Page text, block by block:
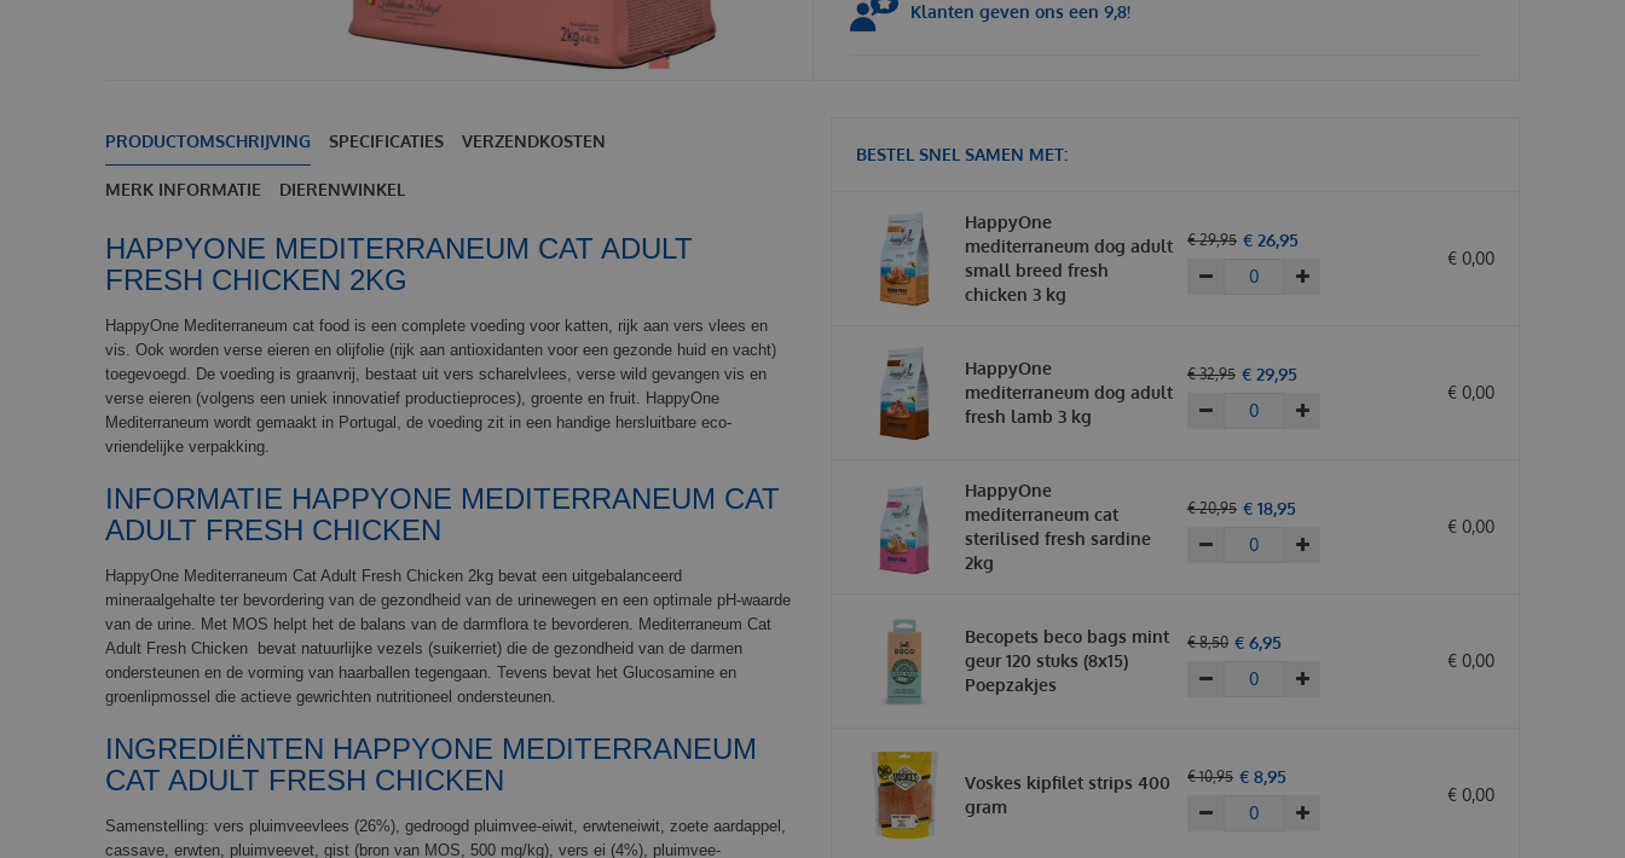
Klanten geven ons een 9,8!
PRODUCTOMSCHRIJVING SPECIFICATIES VERZENDKOSTEN
MERK INFORMATIE DIERENWINKEL
HAPPYONE MEDITERRANEUM CAT ADULT
FRESH CHICKEN 2KG
HappyOne Mediterraneum cat food is een complete voeding voor katten, rijk aan vers vlees en
vis. Ook worden verse eieren en olijfolie (rijk aan antioxidanten voor een gezonde huid en vacht)
toegevoegd. De voeding is graanvrij, bestaat uit vers scharelvlees, verse wild gevangen vis en
verse eieren (volgens een uniek innovatief productieproces), groente en fruit. HappyOne
Mediterraneum wordt gemaakt in Portugal, de voeding zit in een handige hersluitbare eco-
vriendelijke verpakking.
INFORMATIE HAPPYONE MEDITERRANEUM CAT
ADULT FRESH CHICKEN
HappyOne Mediterraneum Cat Adult Fresh Chicken 2kg bevat een uitgebalanceerd
mineraalgehalte ter bevordering van de gezondheid van de urinewegen en een optimale pH-waarde
van de urine. Met MOS helpt het de balans van de darmflora te bevorderen. Mediterraneum Cat
Adult Fresh Chicken bevat natuurlijke vezels (suikerriet) die de gezondheid van de darmen
ondersteunen en de vorming van haarballen tegengaan. Tevens bevat het Glucosamine en
groenlipmossel die actieve gewrichten nutritioneel ondersteunen.
INGREDIËNTEN HAPPYONE MEDITERRANEUM
CAT ADULT FRESH CHICKEN
Samenstelling: vers pluimveevlees (26%), gedroogd pluimvee-eiwit, erwteneiwit, zoete aardappel,
cassave, erwten, pluimveevet, gist (bron van MOS, 500 mg/kg), vers ei (4%), pluimvee-
BESTEL SNEL SAMEN MET:
HappyOne
mediterraneum dog adult
small breed fresh
chicken 3 kg
€ 29,95 € 26,95
€ 0,00
HappyOne
mediterraneum dog adult
fresh lamb 3 kg
€ 32,95 € 29,95
€ 0,00
HappyOne
mediterraneum cat
sterilised fresh sardine
2kg
€ 20,95 € 18,95
€ 0,00
Becopets beco bags mint
geur 120 stuks (8x15)
Poepzakjes
€ 8,50 € 6,95
€ 0,00
Voskes kipfilet strips 400
gram
€ 10,95 € 8,95
€ 0,00